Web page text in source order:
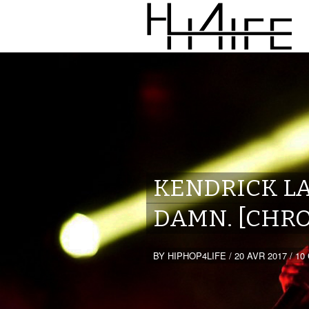
KENDRICK
DAMN.
BY HIPHOP4LIFE / 20 AVR 2017 / 10